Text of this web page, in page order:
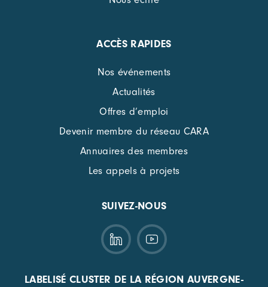
ACCÈS RAPIDES
Nos événements
Actualités
Offres d’emploi
Devenir membre du réseau CARA
Annuaires des membres
Les appels à projets
SUIVEZ-NOUS
LABELISÉ CLUSTER DE LA RÉGION AUVERGNE-